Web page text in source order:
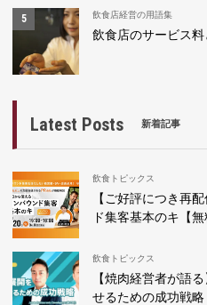
飲食店経営の用語集
飲食店のサービス料
Latest Posts 新着記事
飲食トピックス
【ご好評につき再
ド集客基本のキ【
飲食トピックス
【焼肉経営者が語
せるための成功戦略